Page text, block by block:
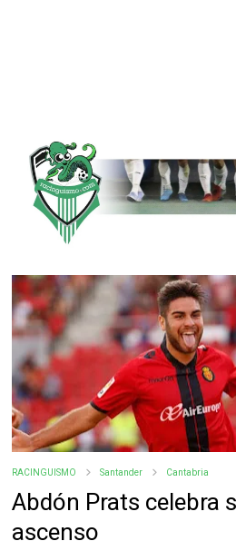
RACINGUISMO Santander Cantabria
Abdón Prats celebra
ascenso